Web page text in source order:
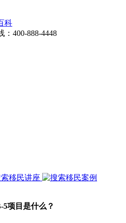
科
： 400-888-4448
5项目是什么？